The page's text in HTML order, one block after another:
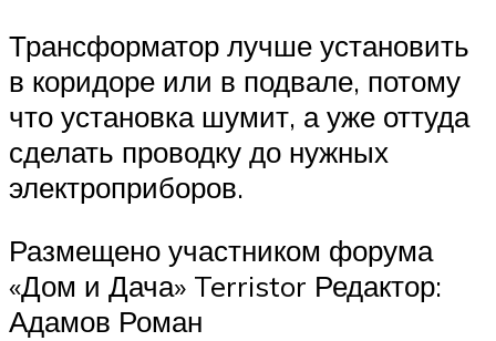
Трансформатор лучше установить
в коридоре или в подвале, потому
что установка шумит, а уже оттуда
сделать проводку до нужных
электроприборов.
Размещено участником форума
«Дом и Дача» Terristor Редактор:
Адамов Роман